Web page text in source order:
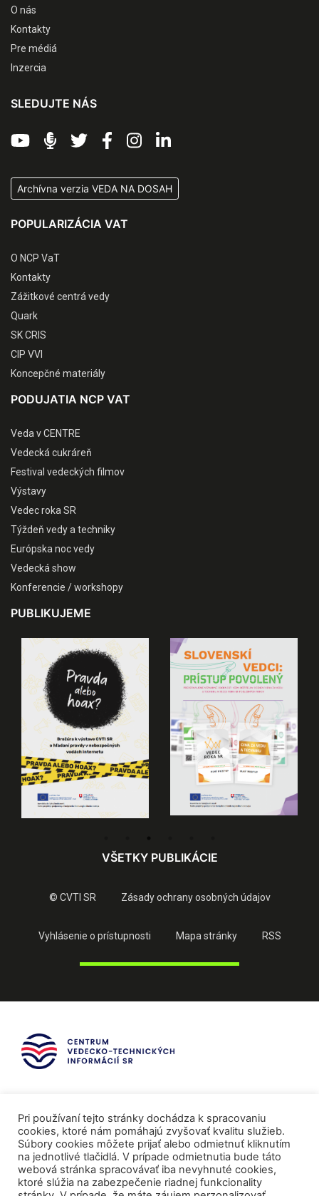
O nás
Kontakty
Pre médiá
Inzercia
SLEDUJTE NÁS
Archívna verzia VEDA NA DOSAH
POPULARIZÁCIA VAT
O NCP VaT
Kontakty
Zážitkové centrá vedy
Quark
SK CRIS
CIP VVI
Koncepčné materiály
PODUJATIA NCP VAT
Veda v CENTRE
Vedecká cukráreň
Festival vedeckých filmov
Výstavy
Vedec roka SR
Týždeň vedy a techniky
Európska noc vedy
Vedecká show
Konferencie / workshopy
PUBLIKUJEME
VŠETKY PUBLIKÁCIE
© CVTI SR Zásady ochrany osobných údajov
Vyhlásenie o prístupnosti Mapa stránky RSS
Pri používaní tejto stránky dochádza k spracovaniu
cookies, ktoré nám pomáhajú zvyšovať kvalitu služieb.
Súbory cookies môžete prijať alebo odmietnuť kliknutím
na jednotlivé tlačidlá. V prípade odmietnutia bude táto
webová stránka spracovávať iba nevyhnuté cookies,
ktoré slúžia na zabezpečenie riadnej funkcionality